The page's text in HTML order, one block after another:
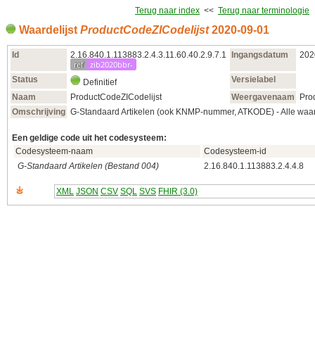
Terug naar index << Terug naar terminologie
Waardelijst ProductCodeZICodelijst2020‑09‑01
Id 2.16.840.1.113883.2.4.3.11.60.40.2.9.7.1
ref zib2020bbr-
Ingangsdatum
Status Definitief
Versielabel
Naam
ProductCodeZICodelijst Weergavenaam
Omschrijving G-Standaard Artikelen (ook KNMP-nummer, ATKODE) - Alle
Een geldige code uit het codesysteem:
Codesysteem-naam
Codesysteem-id
G-Standaard Artikelen (Bestand 004)
2.16.840.1.113883.2.4.4.8
XML JSON CSV SQL SVS FHIR (3.0)